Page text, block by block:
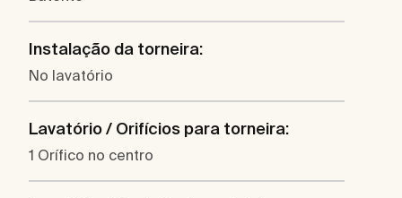
Instalação da torneira:
No lavatório
Lavatório / Orifícios para torneira:
1 Orífico no centro